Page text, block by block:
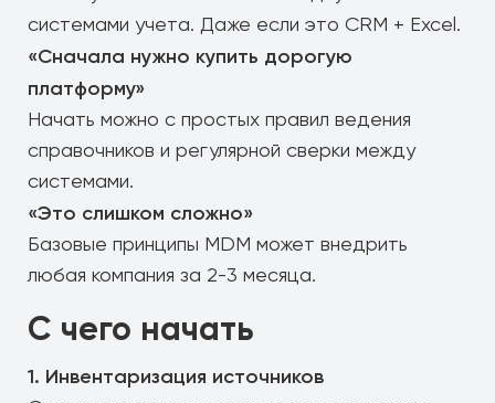
системами учета. Даже если это CRM + Excel.
«Сначала нужно купить дорогую
платформу»
Начать можно с простых правил ведения
справочников и регулярной сверки между
системами.
«Это слишком сложно»
Базовые принципы MDM может внедрить
любая компания за 2-3 месяца.
С чего начать
1. Инвентаризация источников